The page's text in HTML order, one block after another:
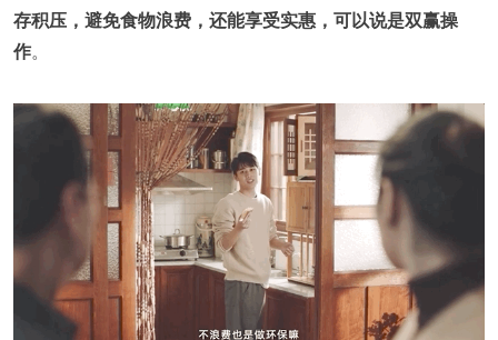
存积压，避免食物浪费，还能享受实惠，可以说是双赢操
作。